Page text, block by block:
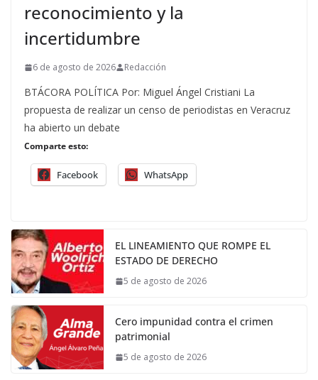
reconocimiento y la
incertidumbre
6 de agosto de 2026 Redacción
BTÁCORA POLÍTICA Por: Miguel Ángel Cristiani La
propuesta de realizar un censo de periodistas en Veracruz
ha abierto un debate
Comparte esto:
Facebook WhatsApp
EL LINEAMIENTO QUE ROMPE EL
ESTADO DE DERECHO
5 de agosto de 2026
Cero impunidad contra el crimen
patrimonial
5 de agosto de 2026